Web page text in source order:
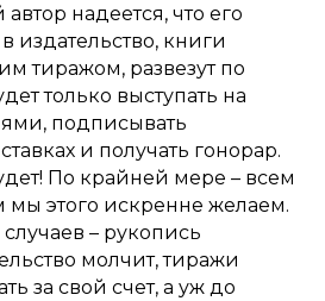
надеется, что его
издательство, книги
тиражом, развезут по
только выступать на
подписывать
и получать гонорар.
По крайней мере – всем
этого искренне желаем.
– рукопись
молчит, тиражи
за свой счет, а уж до